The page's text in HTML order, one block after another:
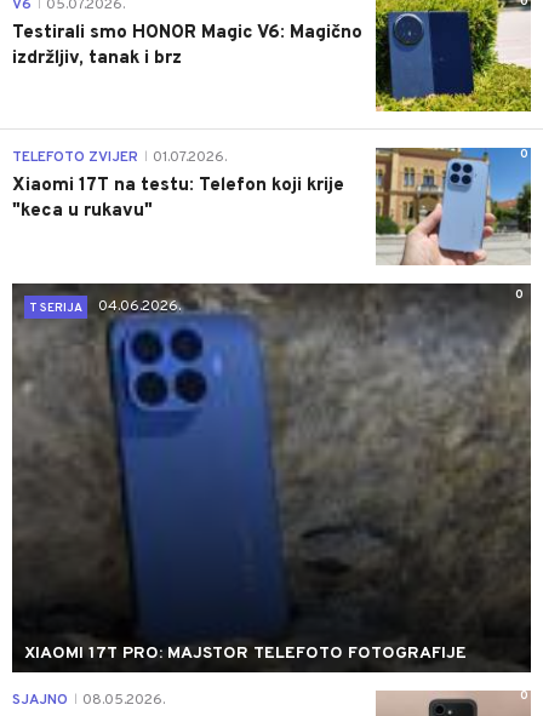
V6 05.07.2026.
Testirali smo HONOR Magic V6: Magično
izdržljiv, tanak i brz
0
TELEFOTO ZVIJER 01.07.2026.
Xiaomi 17T na testu: Telefon koji krije
"keca u rukavu"
0
T SERIJA
04.06.2026.
XIAOMI 17T PRO: MAJSTOR TELEFOTO FOTOGRAFIJE
0
SJAJNO 08.05.2026.